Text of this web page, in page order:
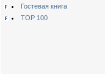
Гостевая книга
TOP 100